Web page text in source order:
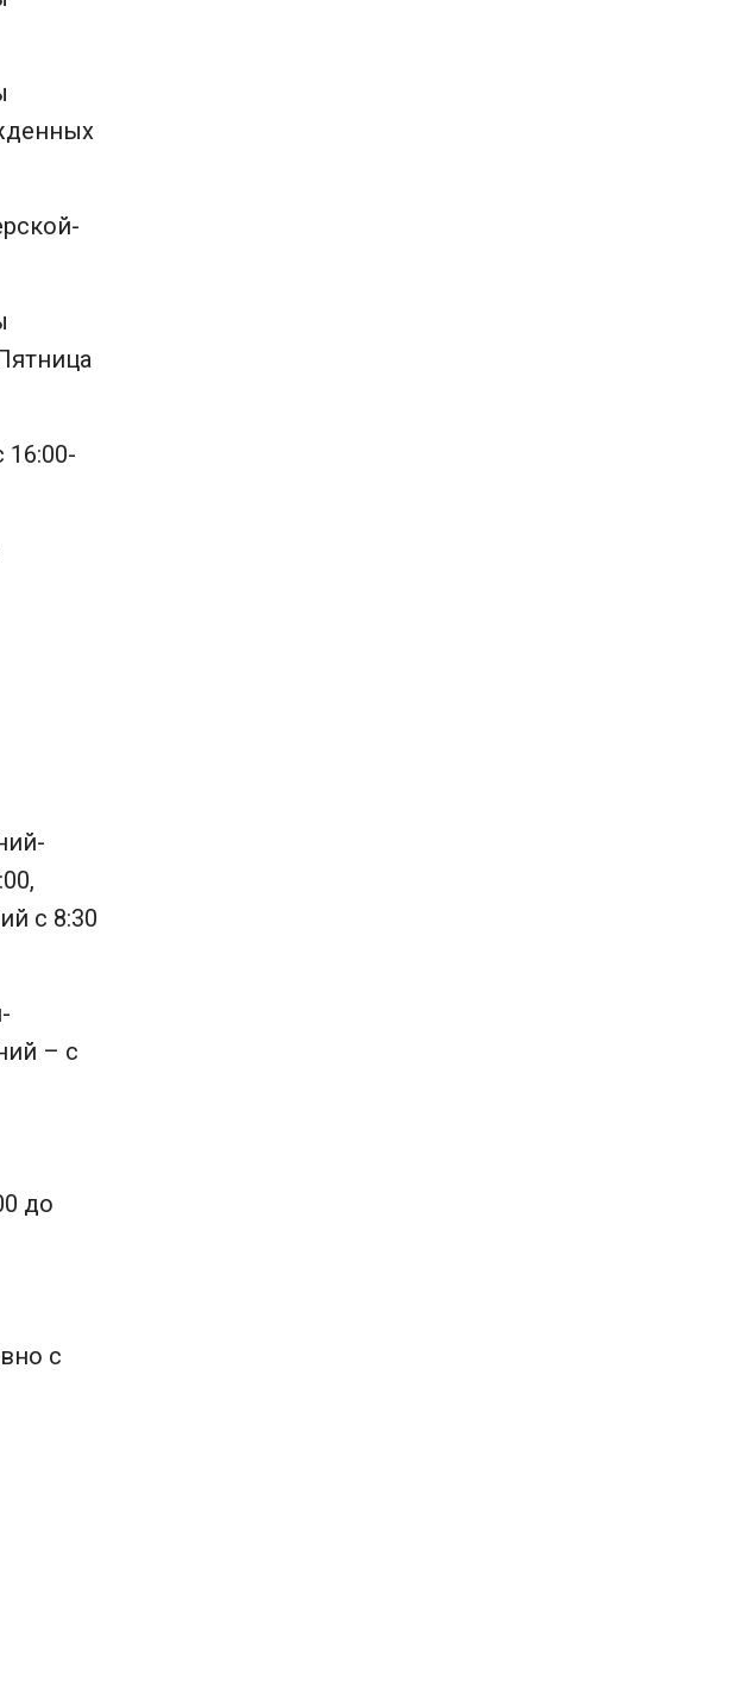
с 8:30
– с
до
с